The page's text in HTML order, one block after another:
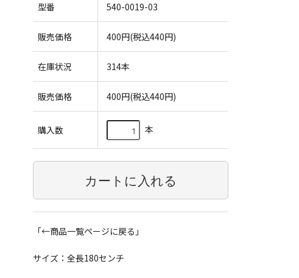
型番 540-0019-03
販売価格 400円(税込440円)
在庫状況 314本
販売価格 400円(税込440円)
購入数 本
「←商品一覧ページに戻る」
サイズ：全長180センチ